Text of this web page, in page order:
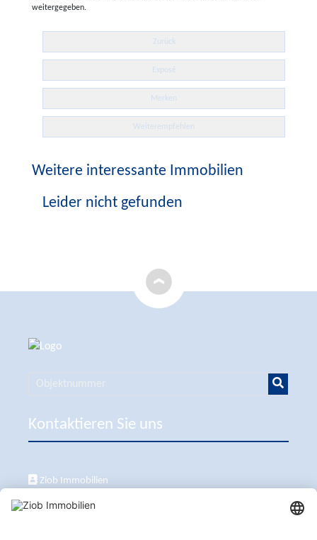
weitergegeben.
Zurück
Exposé
Merken
Weiterempfehlen
Weitere interessante Immobilien
Leider nicht gefunden
Kontaktieren Sie uns
Ziob Immobilien
Calle Peix 2, 07157 Puerto de Andratx